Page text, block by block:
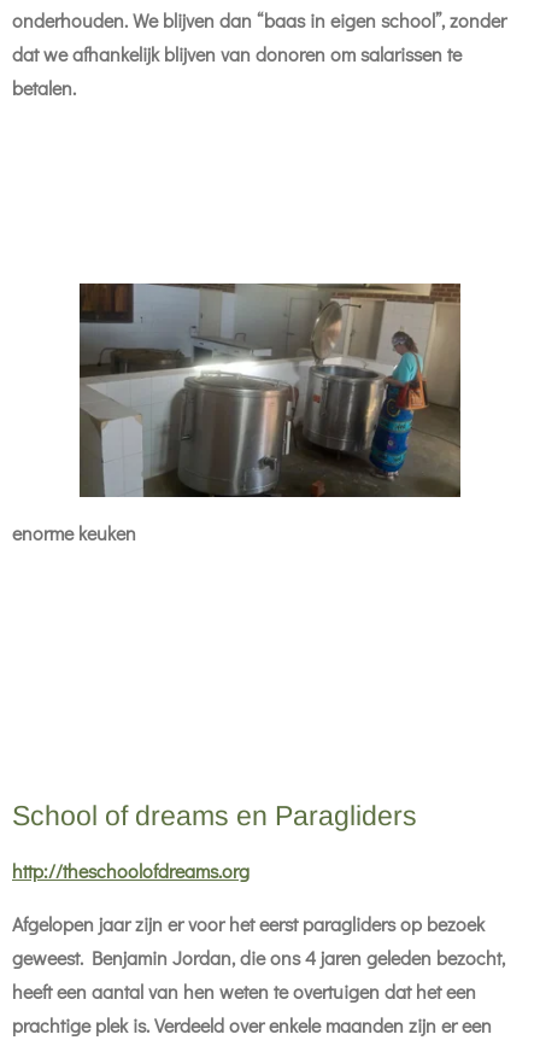
onderhouden. We blijven dan “baas in eigen school”, zonder
dat we afhankelijk blijven van donoren om salarissen te
betalen.
enorme keuken
School of dreams en Paragliders
http://theschoolofdreams.org
Afgelopen jaar zijn er voor het eerst paragliders op bezoek
geweest. Benjamin Jordan, die ons 4 jaren geleden bezocht,
heeft een aantal van hen weten te overtuigen dat het een
prachtige plek is. Verdeeld over enkele maanden zijn er een